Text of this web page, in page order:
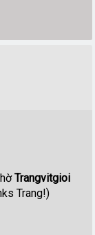
Trangvitgioi
Trang!)